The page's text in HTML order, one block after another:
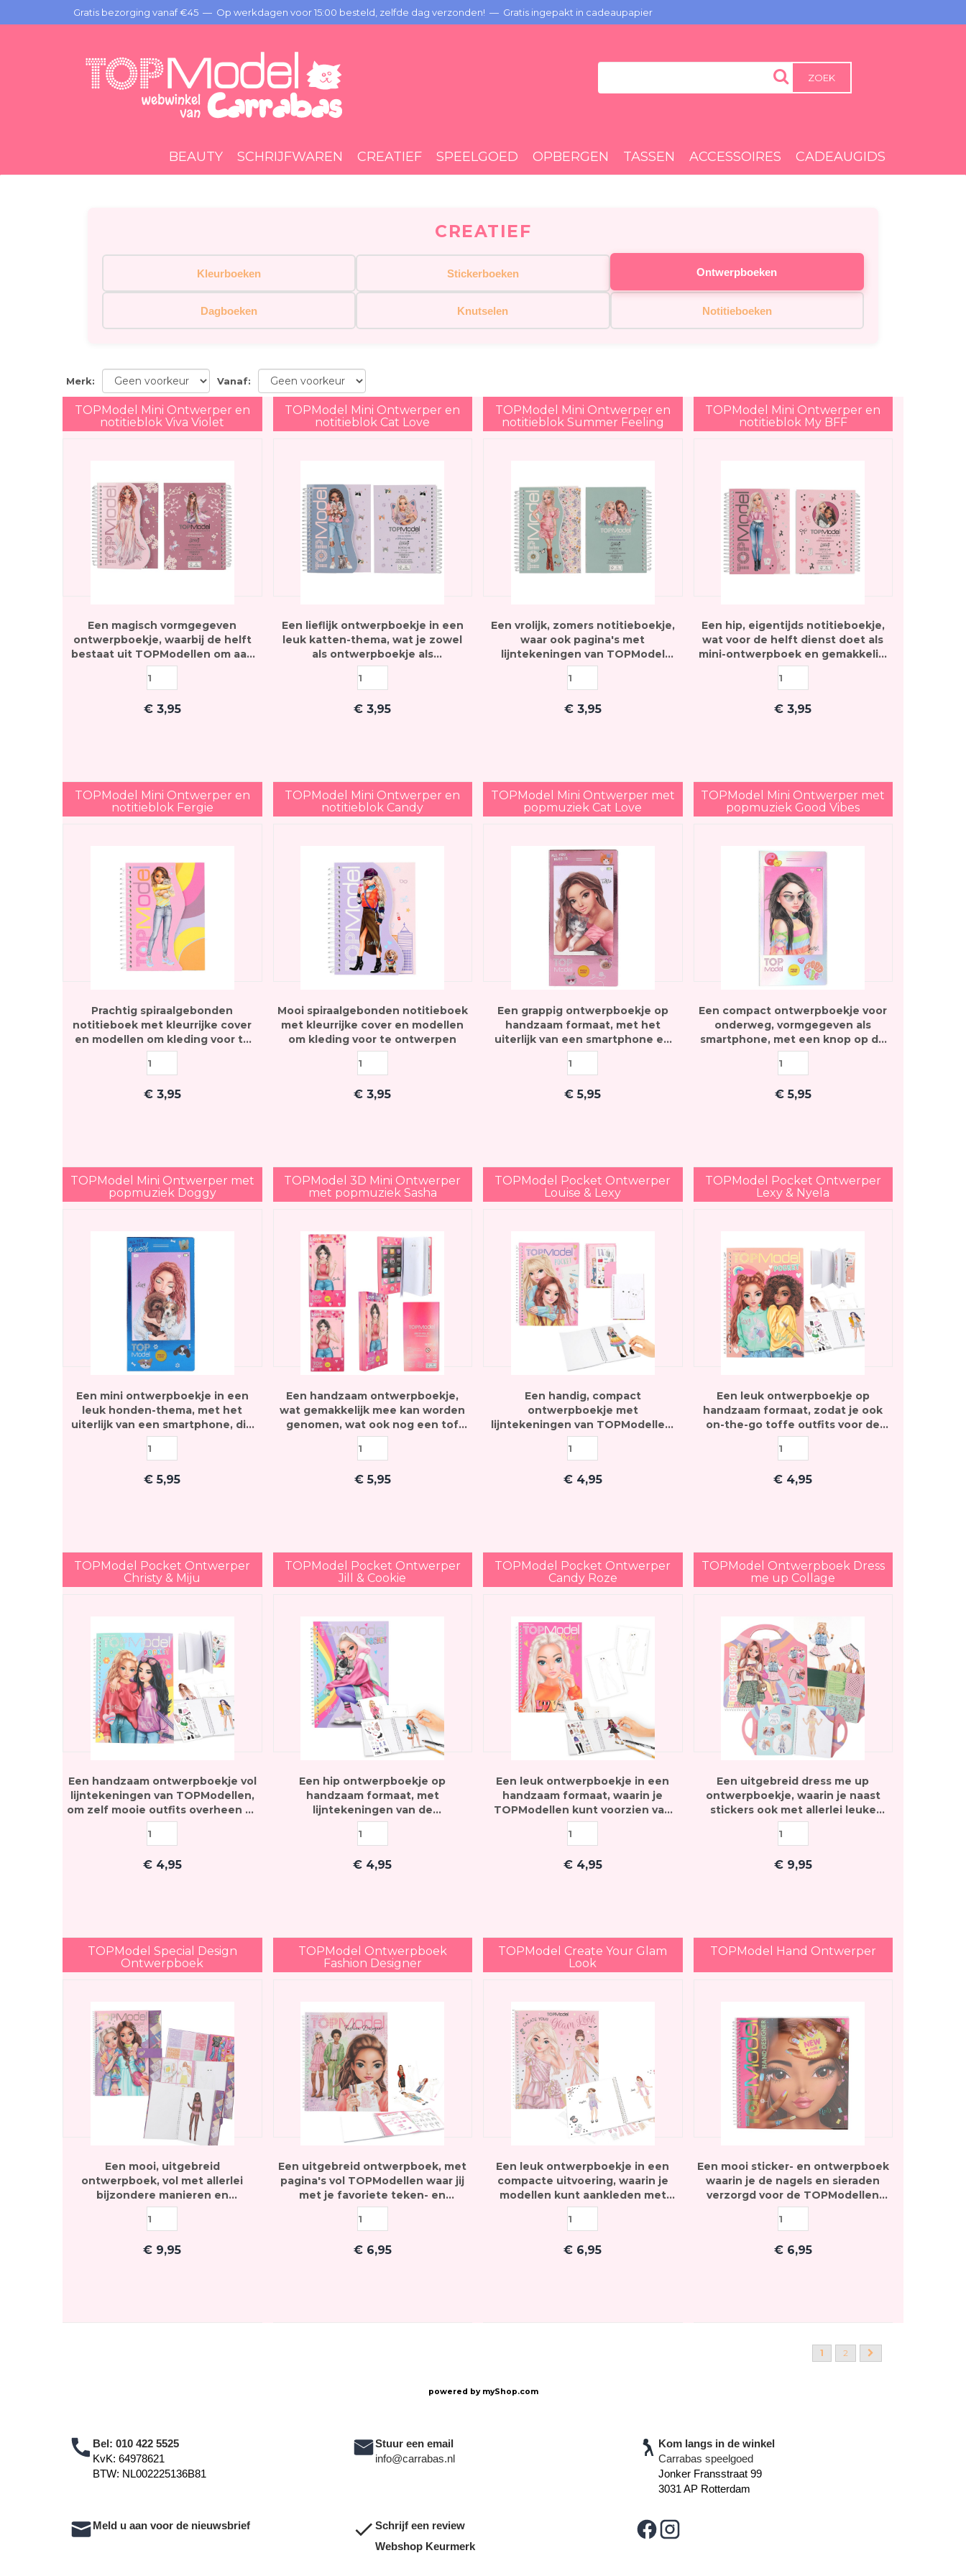
Gratis bezorging vanaf €45 — Op werkdagen voor 15:00 besteld, zelfde dag verzonden! — Gratis ingepakt in cadeaupapier
ZOEK
BEAUTY SCHRIJFWAREN CREATIEF SPEELGOED OPBERGEN TASSEN ACCESSOIRES CADEAUGIDS
CREATIEF
Kleurboeken Stickerboeken Ontwerpboeken
Dagboeken Knutselen Notitieboeken
Merk: Vanaf:
TOPModel Mini Ontwerper en
notitieblok Viva Violet
Een magisch vormgegeven
ontwerpboekje, waarbij de helft
bestaat uit TOPModellen om aan
te kleden en de helft uit
gelinieerd papier
€ 3,95
TOPModel Mini Ontwerper en
notitieblok Cat Love
Een lieflijk ontwerpboekje in een
leuk katten-thema, wat je zowel
als ontwerpboekje als
notitieboekje kunt gebruiken
€3,95
TOPModel Mini Ontwerper en
notitieblok Summer Feeling
Een vrolijk, zomers notitieboekje,
waar ook pagina's met
lijntekeningen van TOPModel
June in zitten, om zelf een outfit
op te ontwerpen
€ 3,95
TOPModel Mini Ontwerper en
notitieblok My BFF
Een hip, eigentijds notitieboekje,
wat voor de helft dienst doet als
mini-ontwerpboek en gemakkelijk
in je (hand)tas past
€3,95
TOPModel Mini Ontwerper en
notitieblok Fergie
Prachtig spiraalgebonden
notitieboek met kleurrijke cover
en modellen om kleding voor te
ontwerpen
€ 3,95
TOPModel Mini Ontwerper en
notitieblok Candy
Mooi spiraalgebonden notitieboek
met kleurrijke cover en modellen
om kleding voor te ontwerpen
€3,95
TOPModel Mini Ontwerper met
popmuziek Cat Love
Een grappig ontwerpboekje op
handzaam formaat, met het
uiterlijk van een smartphone en
een holografische afbeelding op
de kaft - inclusief popmuziek
€5,95
TOPModel Mini Ontwerper met
popmuziek Good Vibes
Een compact ontwerpboekje voor
onderweg, vormgegeven als
smartphone, met een knop op de
kaft om een popliedje te spelen
€5,95
TOPModel Mini Ontwerper met
popmuziek Doggy
Een mini ontwerpboekje in een
leuk honden-thema, met het
uiterlijk van een smartphone, die
ook nog eens muziek afspeelt
€5,95
TOPModel 3D Mini Ontwerper
met popmuziek Sasha
Een handzaam ontwerpboekje,
wat gemakkelijk mee kan worden
genomen, wat ook nog een tof
popliedje speelt
€5,95
TOPModel Pocket Ontwerper
Louise & Lexy
Een handig, compact
ontwerpboekje met
lijntekeningen van TOPModellen,
om zelf een outfit overheen te
ontwerpen - inclusief stickervel
€ 4,95
TOPModel Pocket Ontwerper
Lexy & Nyela
Een leuk ontwerpboekje op
handzaam formaat, zodat je ook
on-the-go toffe outfits voor de
TOPModellen kunt ontwerpen -
inclusief stickervel
€ 4,95
TOPModel Pocket Ontwerper
Christy & Miju
Een handzaam ontwerpboekje vol
lijntekeningen van TOPModellen,
om zelf mooie outfits overheen te
ontwerpen - inclusief stickervel
€ 4,95
TOPModel Pocket Ontwerper
Jill & Cookie
Een hip ontwerpboekje op
handzaam formaat, met
lijntekeningen van de
TOPModellen die je kunt voorzien
van een toffe outfit
€ 4,95
TOPModel Pocket Ontwerper
Candy Roze
Een leuk ontwerpboekje in een
handzaam formaat, waarin je
TOPModellen kunt voorzien van
de mooiste outfits
€ 4,95
TOPModel Ontwerpboek Dress
me up Collage
Een uitgebreid dress me up
ontwerpboekje, waarin je naast
stickers ook met allerlei leuke
patronen knutselpapier aan de
slag kunt gaan
€ 9,95
TOPModel Special Design
Ontwerpboek
Een mooi, uitgebreid
ontwerpboek, vol met allerlei
bijzondere manieren en
technieken om de TOPModellen
op de pagina's aan te kleden
€ 9,95
TOPModel Ontwerpboek
Fashion Designer
Een uitgebreid ontwerpboek, met
pagina's vol TOPModellen waar jij
met je favoriete teken- en
kleurmaterialen outfits overheen
kunt ontwerpen
€ 6,95
TOPModel Create Your Glam
Look
Een leuk ontwerpboekje in een
compacte uitvoering, waarin je
modellen kunt aankleden met
kleurpotloden en stickers
€ 6,95
TOPModel Hand Ontwerper
Een mooi sticker- en ontwerpboek
waarin je de nagels en sieraden
verzorgd voor de TOPModellen
met kleuren en stickers
€ 6,95
1 2
powered by myShop.com
Bel: 010 422 5525
KvK: 64978621
BTW: NL002225136B81
Stuur een email
info@carrabas.nl
Kom langs in de winkel
Carrabas speelgoed
Jonker Fransstraat 99
3031 AP Rotterdam
Meld u aan voor de nieuwsbrief
Schrijf een review
Webshop Keurmerk